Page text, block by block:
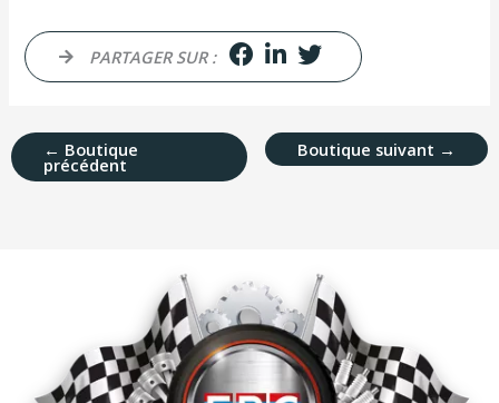
PARTAGER SUR :
← Boutique
précédent
Boutique suivant →